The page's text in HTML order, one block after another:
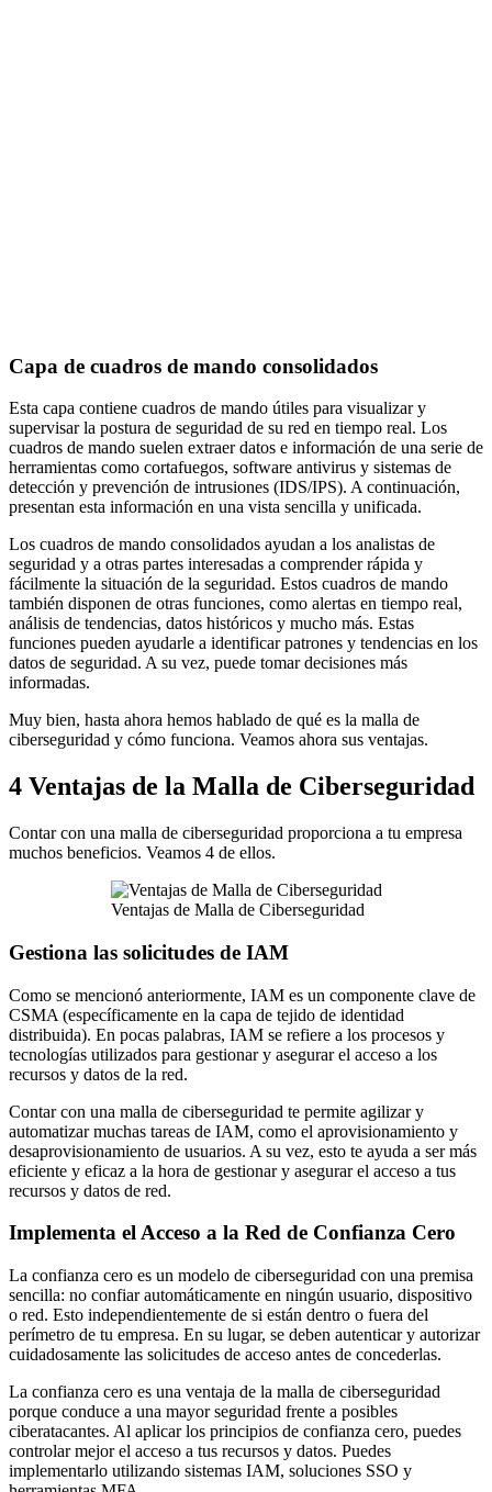
Capa de cuadros de mando consolidados
Esta capa contiene cuadros de mando útiles para visualizar y
supervisar la postura de seguridad de su red en tiempo real. Los
cuadros de mando suelen extraer datos e información de una serie de
herramientas como cortafuegos, software antivirus y sistemas de
detección y prevención de intrusiones (IDS/IPS). A continuación,
presentan esta información en una vista sencilla y unificada.
Los cuadros de mando consolidados ayudan a los analistas de
seguridad y a otras partes interesadas a comprender rápida y
fácilmente la situación de la seguridad. Estos cuadros de mando
también disponen de otras funciones, como alertas en tiempo real,
análisis de tendencias, datos históricos y mucho más. Estas
funciones pueden ayudarle a identificar patrones y tendencias en los
datos de seguridad. A su vez, puede tomar decisiones más
informadas.
Muy bien, hasta ahora hemos hablado de qué es la malla de
ciberseguridad y cómo funciona. Veamos ahora sus ventajas.
4 Ventajas de la Malla de Ciberseguridad
Contar con una malla de ciberseguridad proporciona a tu empresa
muchos beneficios. Veamos 4 de ellos.
Ventajas de Malla de Ciberseguridad
Gestiona las solicitudes de IAM
Como se mencionó anteriormente, IAM es un componente clave de
CSMA (específicamente en la capa de tejido de identidad
distribuida). En pocas palabras, IAM se refiere a los procesos y
tecnologías utilizados para gestionar y asegurar el acceso a los
recursos y datos de la red.
Contar con una malla de ciberseguridad te permite agilizar y
automatizar muchas tareas de IAM, como el aprovisionamiento y
desaprovisionamiento de usuarios. A su vez, esto te ayuda a ser más
eficiente y eficaz a la hora de gestionar y asegurar el acceso a tus
recursos y datos de red.
Implementa el Acceso a la Red de Confianza Cero
La confianza cero es un modelo de ciberseguridad con una premisa
sencilla: no confiar automáticamente en ningún usuario, dispositivo
o red. Esto independientemente de si están dentro o fuera del
perímetro de tu empresa. En su lugar, se deben autenticar y autorizar
cuidadosamente las solicitudes de acceso antes de concederlas.
La confianza cero es una ventaja de la malla de ciberseguridad
porque conduce a una mayor seguridad frente a posibles
ciberatacantes. Al aplicar los principios de confianza cero, puedes
controlar mejor el acceso a tus recursos y datos. Puedes
implementarlo utilizando sistemas IAM, soluciones SSO y